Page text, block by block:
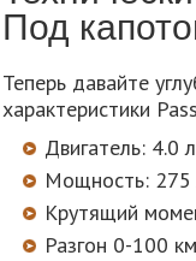
Под
Теперь давайте
характеристики
Двигатель: 4.0
Мощность: 275
Крутящий
Разгон 0-100